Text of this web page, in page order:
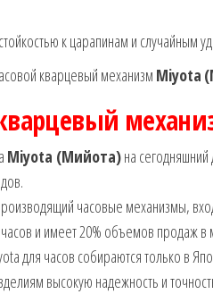
к царапинам и случайным
кварцевый механизм Miyota
Miyota (Мийота)на
часовые механизмы,
и имеет 20% объемов продаж в
для часов собираются только в
высокую надежность и